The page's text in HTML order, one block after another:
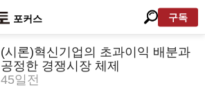
포커스 구독
(시론)혁신기업의 초과이익 배분과
공정한 경쟁시장 체제
45일전